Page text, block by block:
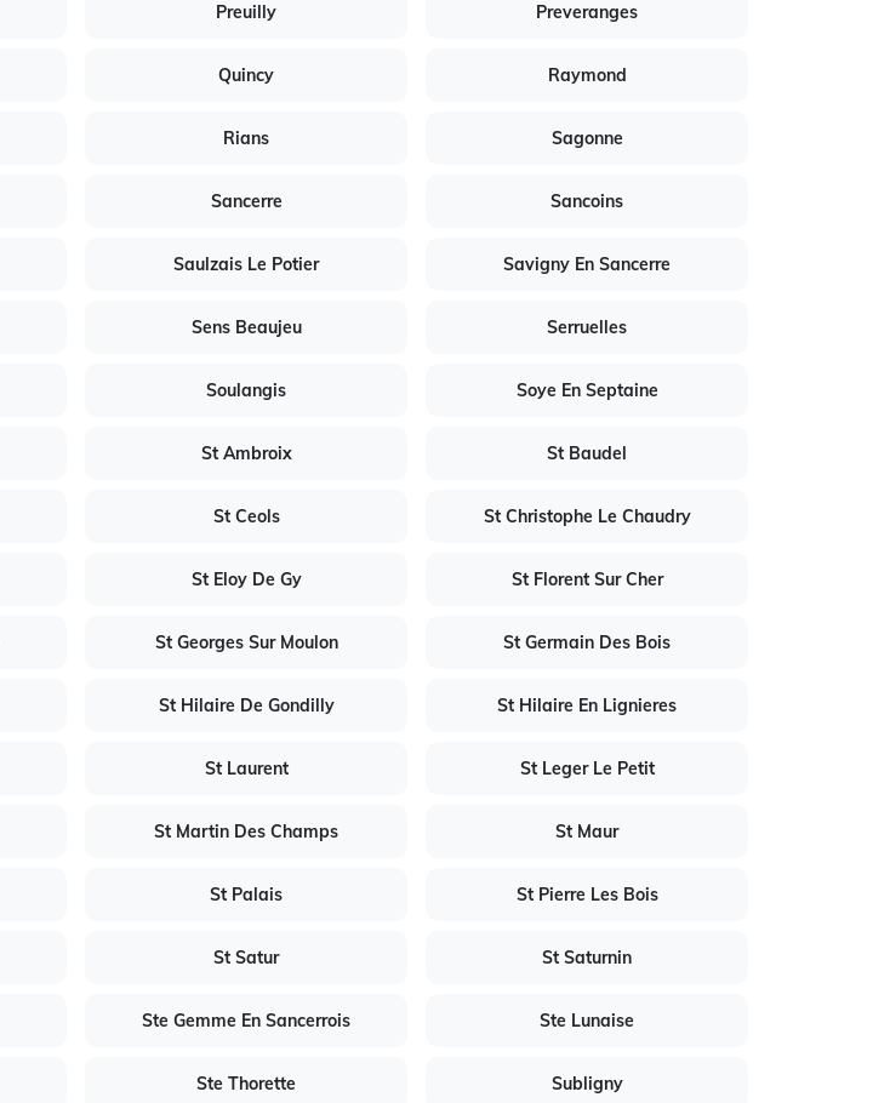
Preuilly Preveranges
Quincy Raymond
Rians Sagonne
Sancerre Sancoins
Saulzais Le Potier Savigny En Sancerre
Sens Beaujeu Serruelles
Soulangis Soye En Septaine
St Ambroix St Baudel
St Ceols St Christophe Le Chaudry
St Eloy De Gy St Florent Sur Cher
St Georges Sur Moulon St Germain Des Bois
St Hilaire De Gondilly St Hilaire En Lignieres
St Laurent St Leger Le Petit
St Martin Des Champs St Maur
St Palais St Pierre Les Bois
St Satur St Saturnin
Ste Gemme En Sancerrois Ste Lunaise
Ste Thorette Subligny